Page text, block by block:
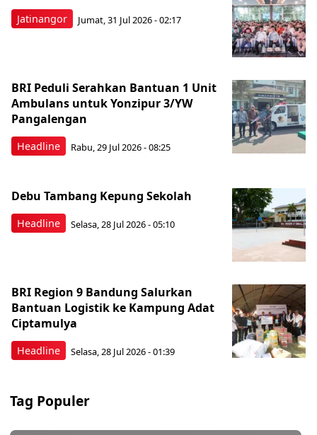
Jatinangor Jumat, 31 Jul 2026 - 02:17
Headline
BRI Peduli Serahkan Bantuan 1 Unit
Ambulans untuk Yonzipur 3/YW
Pangalengan
Rabu, 29 Jul 2026 - 08:25
Headline
Debu Tambang Kepung Sekolah
Selasa, 28 Jul 2026 - 05:10
Headline
BRI Region 9 Bandung Salurkan
Bantuan Logistik ke Kampung Adat
Ciptamulya
Selasa, 28 Jul 2026 - 01:39
Tag Populer